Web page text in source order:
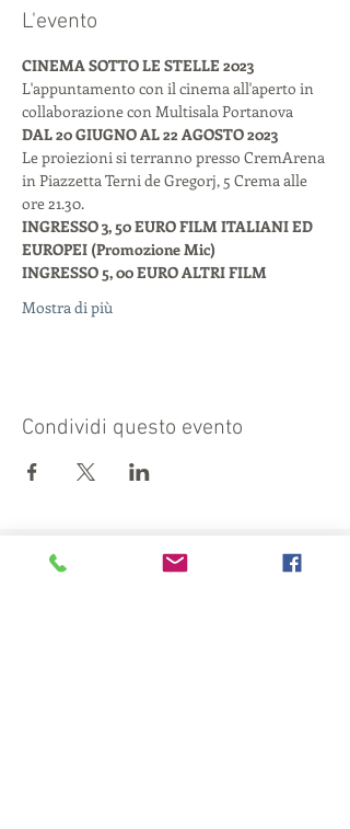
L'evento
CINEMA SOTTO LE STELLE 2023
L'appuntamento con il cinema all'aperto in
collaborazione con Multisala Portanova
DAL 20 GIUGNO AL 22 AGOSTO 2023
Le proiezioni si terranno presso CremArena
in Piazzetta Terni de Gregorj, 5 Crema alle
ore 21.30.
INGRESSO 3, 50 EURO FILM ITALIANI ED
EUROPEI (Promozione Mic)
INGRESSO 5, 00 EURO ALTRI FILM
Mostra di più
Condividi questo evento